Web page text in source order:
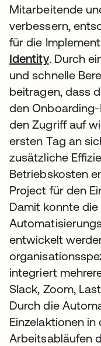
Mitarbeitende
verbessern,
für die
Identity. Durch
und schnelle
beitragen, dass
den
den Zugriff auf
ersten Tag an
zusätzliche
Betriebskosten
Project für den
Damit konnte
entwickelt
integriert
Slack, Zoom,
Durch die
Einzelaktionen
Arbeitsabläufen